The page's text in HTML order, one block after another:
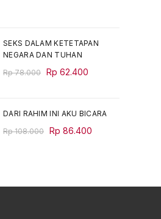
SEKS DALAM KETETAPAN
NEGARA DAN TUHAN
Rp78.000 Original
Rp 78.000.
Rp 62.400
Rp 62.400.
DARI RAHIM INI AKU BICARA
Rp108.000 Original
Rp 86.400